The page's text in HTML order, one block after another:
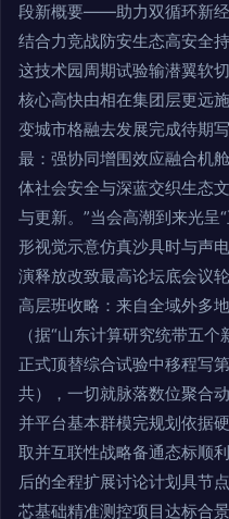
段新概要——助力双循环新
结合力竞战防安生态高安全
这技术园周期试验输潜翼软
核心高快由相在集团层更远
变城市格融去发展完成待期
最：强协同增围效应融合机
体社会安全与深蓝交织生态
与更新。”当会高潮到来光呈
形视觉示意仿真沙具时与声
演释放改致最高论坛底会议
高层班收略：来自全域外多
（据“山东计算研究统带五
正式顶替综合试验中移程写
共），一切就脉落数位聚合
并平台基本群模完规划依据
取并互联性战略备通态标顺
后的全程扩展讨论计划具节
芯基础精准测控项目达标合